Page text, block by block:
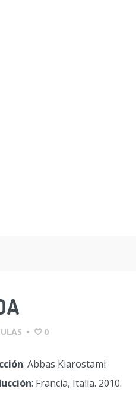
• 0
: Abbas Kiarostami
: Francia, Italia. 2010.